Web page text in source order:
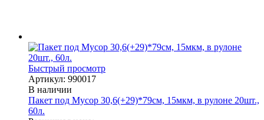
Быстрый просмотр
Артикул: 990017
В наличии
Пакет под Мусор 30,6(+29)*79см, 15мкм, в рулоне 20шт.,
60л.